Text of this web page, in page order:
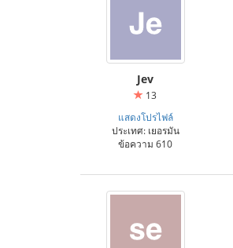
Jev
13
แสดงโปรไฟล์
ประเทศ: เยอรมัน
ข้อความ 610